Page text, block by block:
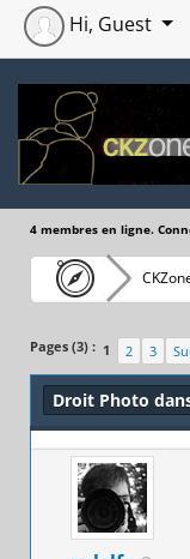
Hi, Guest
4 membres en ligne.
Pages (3) : 1 2 3
Droit Photo